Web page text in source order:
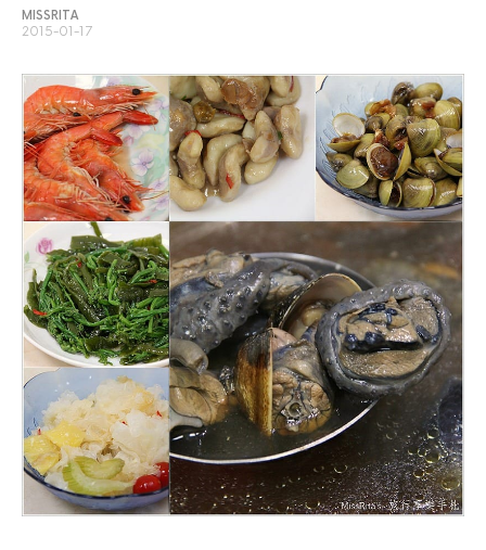
MISSRITA
2015-01-17